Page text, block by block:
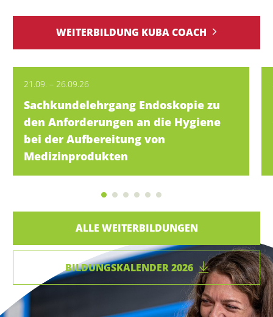
WEITERBILDUNG KUBA COACH
21.09. – 26.09.26
Sachkundelehrgang Endoskopie zu
den Anforderungen an die Hygiene
bei der Aufbereitung von
Medizinprodukten
ALLE WEITERBILDUNGEN
BILDUNGSKALENDER 2026